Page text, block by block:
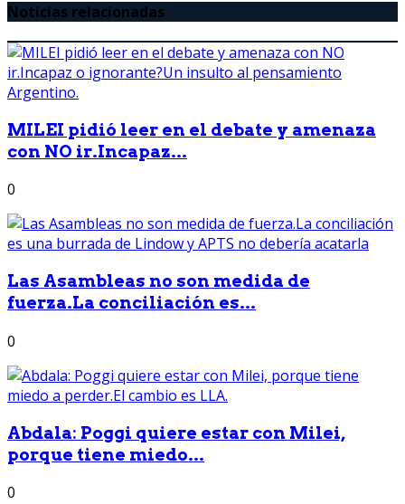
Noticias relacionadas
MILEI pidió leer en el debate y amenaza
con NO ir.Incapaz...
0
Las Asambleas no son medida de
fuerza.La conciliación es...
0
Abdala: Poggi quiere estar con Milei,
porque tiene miedo...
0